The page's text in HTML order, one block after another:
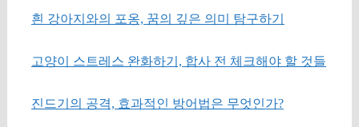
흰 강아지와의 포옹, 꿈의 깊은 의미 탐구하기
고양이 스트레스 완화하기, 합사 전 체크해야 할 것들
진드기의 공격, 효과적인 방어법은 무엇인가?